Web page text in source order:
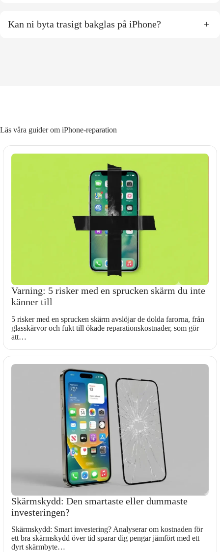
Kan ni byta trasigt bakglas på iPhone? +
Läs våra guider om iPhone-reparation
Varning: 5 risker med en sprucken skärm du inte
känner till
5 risker med en sprucken skärm avslöjar de dolda farorna, från
glasskärvor och fukt till ökade reparationskostnader, som gör
att…
Skärmskydd: Den smartaste eller dummaste
investeringen?
Skärmskydd: Smart investering? Analyserar om kostnaden för
ett bra skärmskydd över tid sparar dig pengar jämfört med ett
dyrt skärmbyte…